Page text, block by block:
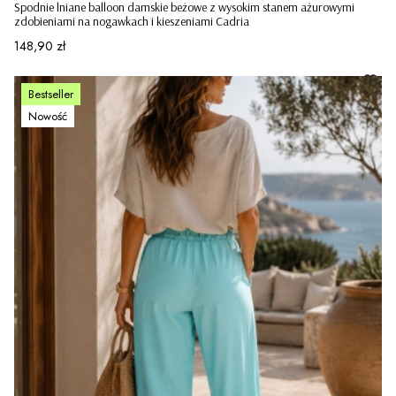
Spodnie lniane balloon damskie beżowe z wysokim stanem ażurowymi
zdobieniami na nogawkach i kieszeniami Cadria
Cena
148,90 zł
Bestseller
Nowość